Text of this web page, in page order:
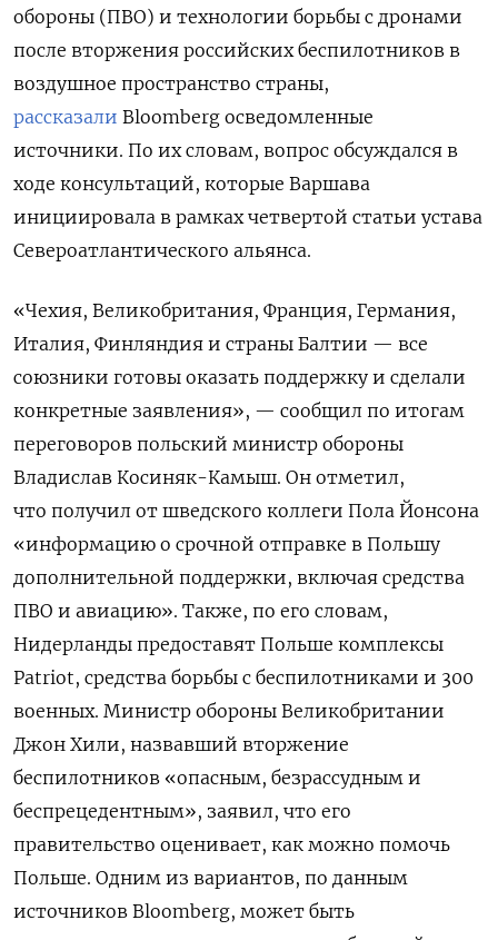
обороны (ПВО) и технологии борьбы с дронами
после вторжения российских беспилотников в
воздушное пространство страны,
рассказали Bloomberg осведомленные
источники. По их словам, вопрос обсуждался в
ходе консультаций, которые Варшава
инициировала в рамках четвертой статьи устава
Североатлантического альянса.
«Чехия, Великобритания, Франция, Германия,
Италия, Финляндия и страны Балтии — все
союзники готовы оказать поддержку и сделали
конкретные заявления», — сообщил по итогам
переговоров польский министр обороны
Владислав Косиняк-Камыш. Он отметил,
что получил от шведского коллеги Пола Йонсона
«информацию о срочной отправке в Польшу
дополнительной поддержки, включая средства
ПВО и авиацию». Также, по его словам,
Нидерланды предоставят Польше комплексы
Patriot, средства борьбы с беспилотниками и 300
военных. Министр обороны Великобритании
Джон Хили, назвавший вторжение
беспилотников «опасным, безрассудным и
беспрецедентным», заявил, что его
правительство оценивает, как можно помочь
Польше. Одним из вариантов, по данным
источников Bloomberg, может быть